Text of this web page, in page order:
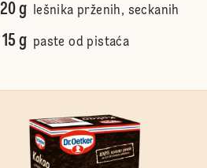
20 g lešnika prženih, seckanih
15 g paste od pistaća